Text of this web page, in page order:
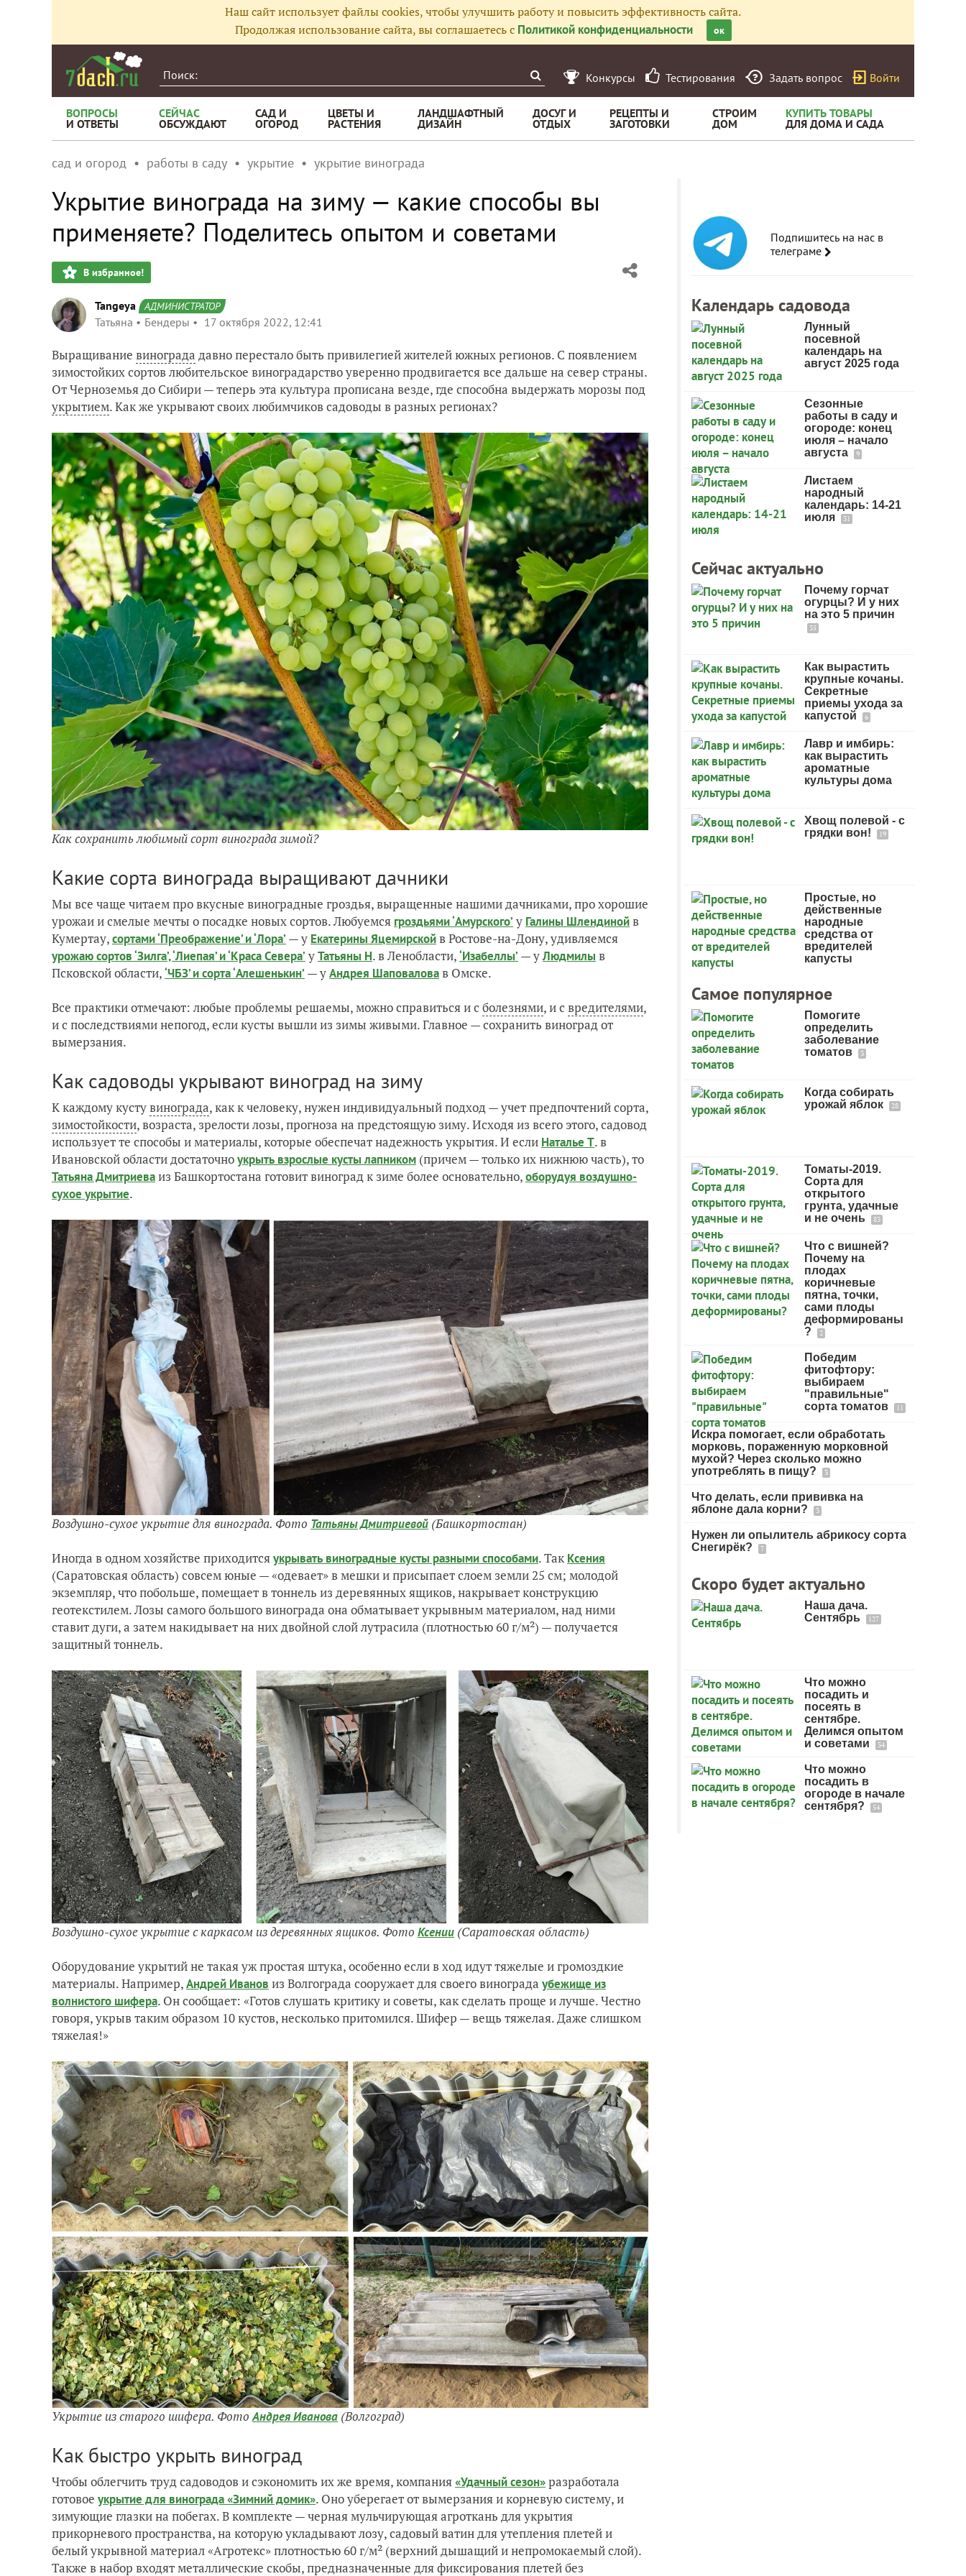
Наш сайт использует файлы cookies, чтобы улучшить работу и повысить эффективность сайта.
Продолжая использование сайта, вы соглашаетесь с Политикой конфиденциальности ок
Конкурсы Тестирования Задать вопрос Войти
ВОПРОСЫ
И ОТВЕТЫ
СЕЙЧАС
ОБСУЖДАЮТ
САД И
ОГОРОД
ЦВЕТЫ И
РАСТЕНИЯ
ЛАНДШАФТНЫЙ
ДИЗАЙН
ДОСУГ И
ОТДЫХ
РЕЦЕПТЫ И
ЗАГОТОВКИ
СТРОИМ
ДОМ
КУПИТЬ ТОВАРЫ
ДЛЯ ДОМА И САДА
сад и огород работы в саду укрытие укрытие винограда
Укрытие винограда на зиму — какие способы вы
применяете? Поделитесь опытом и советами
В избранное!
Tangeya АДМИНИСТРАТОР
Татьяна Бендеры 17 октября 2022, 12:41
Выращивание винограда давно перестало быть привилегией жителей южных регионов. С появлением
зимостойких сортов любительское виноградарство уверенно продвигается все дальше на север страны.
От Черноземья до Сибири — теперь эта культура прописана везде, где способна выдержать морозы под
укрытием. Как же укрывают своих любимчиков садоводы в разных регионах?
Как сохранить любимый сорт винограда зимой?
Какие сорта винограда выращивают дачники
Мы все чаще читаем про вкусные виноградные гроздья, выращенные нашими дачниками, про хорошие
урожаи и смелые мечты о посадке новых сортов. Любуемся гроздьями ‘Амурского’ у Галины Шлендинойв
Кумертау,сортами ‘Преображение’ и ‘Лора’ — у Екатерины Яцемирскойв Ростове-на-Дону, удивляемся
урожаю сортов ‘Зилга’, ‘Лиепая’ и ‘Краса Севера’ уТатьяны Н. в Ленобласти,‘Изабеллы’ — уЛюдмилы в
Псковской области,‘ЧБЗ’ и сорта ‘Алешенькин’ — уАндрея Шаповаловав Омске.
Все практики отмечают: любые проблемы решаемы, можно справиться и с болезнями, и с вредителями,
и с последствиями непогод, если кусты вышли из зимы живыми. Главное — сохранить виноград от
вымерзания.
Как садоводы укрывают виноград на зиму
К каждому кустувинограда, как к человеку, нужен индивидуальный подход — учет предпочтений сорта,
зимостойкости, возраста, зрелости лозы, прогноза на предстоящую зиму. Исходя из всего этого, садовод
использует те способы и материалы, которые обеспечат надежность укрытия. И если Наталье Т. в
Ивановской области достаточноукрыть взрослые кусты лапником (причем — только их нижнюю часть), то
Татьяна Дмитриеваиз Башкортостана готовит виноград к зиме более основательно,оборудуя воздушно-
сухое укрытие.
Воздушно-сухое укрытие для винограда. Фото Татьяны Дмитриевой (Башкортостан)
Иногда в одном хозяйстве приходитсяукрывать виноградные кусты разными способами. Так Ксения
(Саратовская область) совсем юные — «одевает» в мешки и присыпает слоем земли 25 см; молодой
экземпляр, что побольше, помещает в тоннель из деревянных ящиков, накрывает конструкцию
геотекстилем. Лозы самого большого винограда она обматывает укрывным материалом, над ними
ставит дуги, а затем накидывает на них двойной слой лутрасила (плотностью 60 г/м²) — получается
защитный тоннель.
Воздушно-сухое укрытие с каркасом из деревянных ящиков. Фото Ксении (Саратовская область)
Оборудование укрытий не такая уж простая штука, особенно если в ход идут тяжелые и громоздкие
материалы. Например,Андрей Иванов из Волгограда сооружает для своего винограда убежище из
волнистого шифера. Он сообщает: «Готов слушать критику и советы, как сделать проще и лучше. Честно
говоря, укрыв таким образом 10 кустов, несколько притомился. Шифер — вещь тяжелая. Даже слишком
тяжелая!»
Укрытие из старого шифера. ФотоАндрея Иванова (Волгоград)
Как быстро укрыть виноград
Чтобы облегчить труд садоводов и сэкономить их же время, компания«Удачный сезон»разработала
готовое укрытие для винограда «Зимний домик». Оно уберегает от вымерзания и корневую систему, и
зимующие глазки на побегах. В комплекте — черная мульчирующая агроткань для укрытия
прикорневого пространства, на которую укладывают лозу, садовый ватин для утепления плетей и
белый укрывной материал «Агротекс» плотностью 60 г/м² (верхний дышащий и непромокаемый слой).
Также в набор входят металлические скобы, предназначенные для фиксирования плетей без
Подпишитесь на нас в
телеграме
Календарь садовода
Лунный
посевной
календарь на
август 2025 года
Сезонные
работы в саду и
огороде: конец
июля – начало
августа
9
Листаем
народный
календарь: 14-21
июля
31
Сейчас актуально
Почему горчат
огурцы? И у них
на это 5 причин
35
Как вырастить
крупные кочаны.
Секретные
приемы ухода за
капустой
6
Лавр и имбирь:
как вырастить
ароматные
культуры дома
Хвощ полевой - с
грядки вон!
19
Простые, но
действенные
народные
средства от
вредителей
капусты
Самое популярное
Помогите
определить
заболевание
томатов
3
Когда собирать
урожай яблок
28
Томаты-2019.
Сорта для
открытого
грунта, удачные
и не очень
83
Что с вишней?
Почему на
плодах
коричневые
пятна, точки,
сами плоды
деформированы
?
2
Победим
фитофтору:
выбираем
"правильные"
сорта томатов
11
Искра помогает, если обработать
морковь, пораженную морковной
мухой? Через сколько можно
употреблять в пищу?
3
Что делать, если прививка на
яблоне дала корни?
3
Нужен ли опылитель абрикосу сорта
Снегирёк?
7
Скоро будет актуально
Наша дача.
Сентябрь
127
Что можно
посадить и
посеять в
сентябре.
Делимся опытом
и советами
34
Что можно
посадить в
огороде в начале
сентября?
54